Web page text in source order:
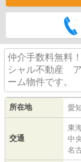
仲介手数料無料
シャル不動産 ア
ーム物件です。
所在地 愛
交通
東
中
名